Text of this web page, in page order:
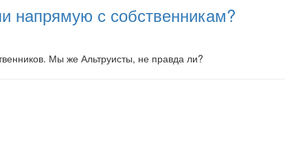
напрямую с собственникам?
Мы же Альтруисты, не правда ли?